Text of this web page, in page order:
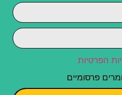
הפרטיות
פרסומיים